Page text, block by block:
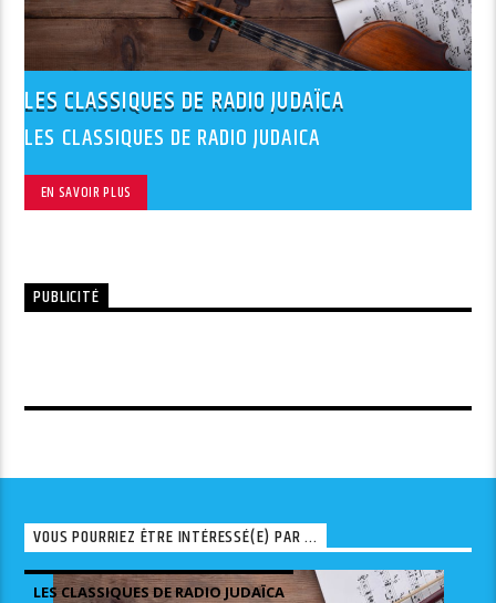
LES CLASSIQUES DE RADIO JUDAÏCA
LES CLASSIQUES DE RADIO JUDAICA
EN SAVOIR PLUS
PUBLICITÉ
VOUS POURRIEZ ÊTRE INTÉRESSÉ(E) PAR ...
LES CLASSIQUES DE RADIO JUDAÏCA